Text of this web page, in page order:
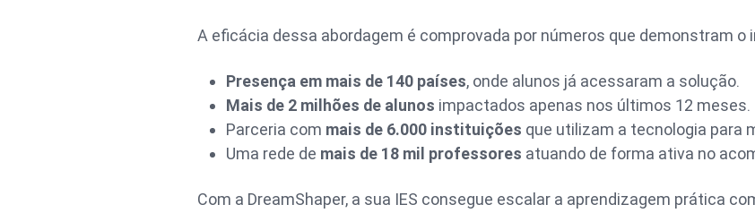
A eficácia dessa abordagem é comprovada por números que demonstram o
Presença em mais de 140 países, onde alunos já acessaram a solução.
Mais de 2 milhões de alunos impactados apenas nos últimos 12 meses.
Parceria com mais de 6.000 instituições que utilizam a tecnologia para
Uma rede de mais de 18 mil professores atuando de forma ativa no
Com a DreamShaper, a sua IES consegue escalar a aprendizagem prática